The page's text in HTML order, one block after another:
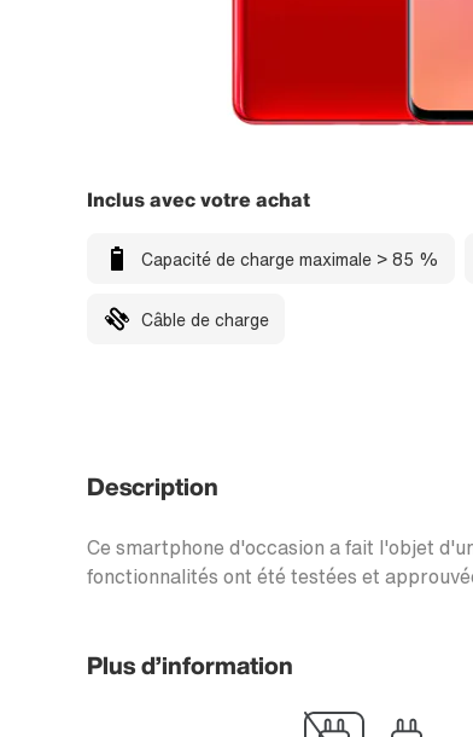
Inclus avec votre achat
Capacité de charge maximale > 85 %
Câble de charge
Description
Ce smartphone d'occasion a fait l'objet
fonctionnalités ont été testées et
Plus d’information